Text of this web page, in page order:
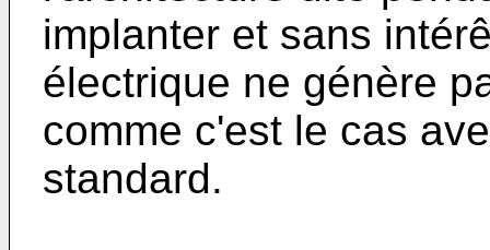
implanter et sans
électrique ne génère
comme c'est le cas
standard.